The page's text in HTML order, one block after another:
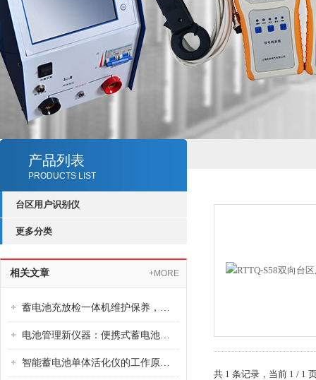
产品列表
PRODUCTS LIST
台区用户识别仪
更多分类
相关文章 +MORE
蓄电池充放检一体机维护保养，线路检查模块校准常见故障排查方法
电池管理新仪器：便携式蓄电池检测仪，全面保障电池系统稳定运行
智能蓄电池单体活化仪的工作原理是什么？
共 1 条记录，当前 1 / 1